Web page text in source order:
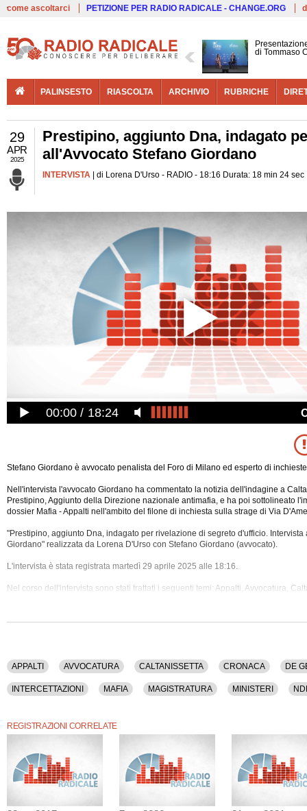
come ascoltarci PETIZIONE PER RADIO RADICALE - CHANGE.ORG
di Tommaso
PALINSESTO RIASCOLTA ARCHIVIO RUBRICHE
29
APR
2025
Prestipino, aggiunto Dna, indagato
all'Avvocato Stefano Giordano
INTERVISTA | di Lorena D'Urso - RADIO - 18:16 Durata: 18 min 24 sec
00:00 18:24
Stefano Giordano è avvocato penalista del Foro di Milano ed esperto di
Nell'intervista l'avvocato Giordano ha commentato la notizia dell'indagine a
Prestipino, Aggiunto della Direzione nazionale antimafia, e ha poi sottolineato
dossier Mafia - Appalti nell'ambito del filone di inchiesta sulla strage di Via
"Prestipino, aggiunto Dna, indagato per rivelazione di segreto d'ufficio. Intervista
Giordano" realizzata da Lorena D'Urso con Stefano Giordano (avvocato).
L'intervista è stata registrata martedì 29 aprile 2025 alle 18:16.
Nel corso dell'intervista sono stati trattati i seguenti temi: Appalti, Avvocatura,
APPALTI AVVOCATURA CALTANISSETTA CRONACA DE
INTERCETTAZIONI MAFIA MAGISTRATURA MINISTERI
REGISTRAZIONI CORRELATE